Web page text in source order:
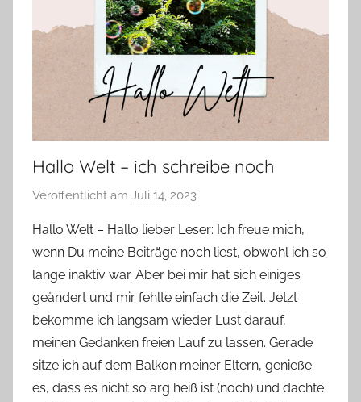
Hallo Welt – ich schreibe noch
Veröffentlicht am Juli 14, 2023
n
Y
v
o
n
n
e
Hallo Welt – Hallo lieber Leser: Ich freue mich,
wenn Du meine Beiträge noch liest, obwohl ich so
lange inaktiv war. Aber bei mir hat sich einiges
geändert und mir fehlte einfach die Zeit. Jetzt
bekomme ich langsam wieder Lust darauf,
meinen Gedanken freien Lauf zu lassen. Gerade
sitze ich auf dem Balkon meiner Eltern, genieße
es, dass es nicht so arg heiß ist (noch) und dachte